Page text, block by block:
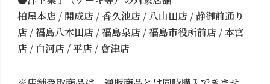
柏屋本店 / 開成店 / 香久池店 / 八山田店 / 静御前通り
店 / 福島八木田店 / 福島泉店 / 福島市役所前店 / 本宮
店 / 白河店 / 平店 / 會津店